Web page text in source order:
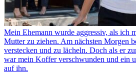
Mein Ehemann wurde aggressiv, als ich
Mutter zu ziehen. Am nächsten Morgen
verstecken und zu lächeln. Doch als er
war mein Koffer verschwunden und ein
auf ihn.